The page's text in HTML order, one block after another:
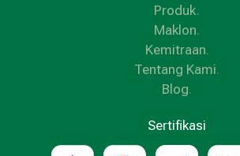
Produk.
Maklon.
Kemitraan.
Tentang Kami.
Blog.
Sertifikasi